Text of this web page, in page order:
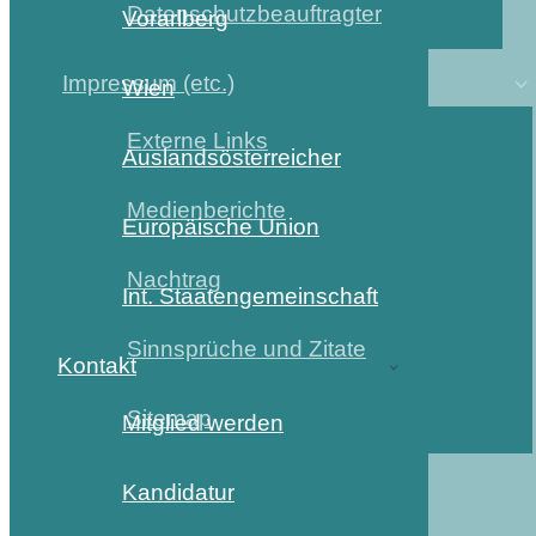
Datenschutzbeauftragter
Impressum (etc.)
Externe Links
Medienberichte
Nachtrag
Sinnsprüche und Zitate
Sitemap
Vorarlberg
Wien
Auslandsösterreicher
Europäische Union
Int. Staatengemeinschaft
Kontakt
Mitglied werden
Kandidatur